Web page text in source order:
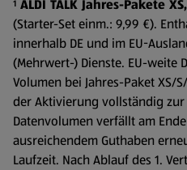
¹ ALDI TALK Jahres-Pakete
(Starter-Set einm.: 9,99 €).
innerhalb DE und im EU-
(Mehrwert-) Dienste. EU-weite
Volumen bei Jahres-Paket XS/
der Aktivierung vollständig
Datenvolumen verfällt am
ausreichendem Guthaben
Laufzeit. Nach Ablauf des 1.